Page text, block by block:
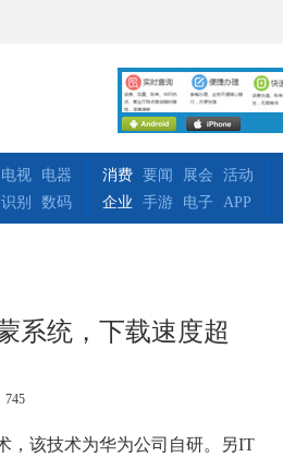
电视
电器
识别 数码
消费 要闻 展会
活动
企业
手游 电子 APP
系统，下载速度超
745
，该技术为华为公司自研。另IT